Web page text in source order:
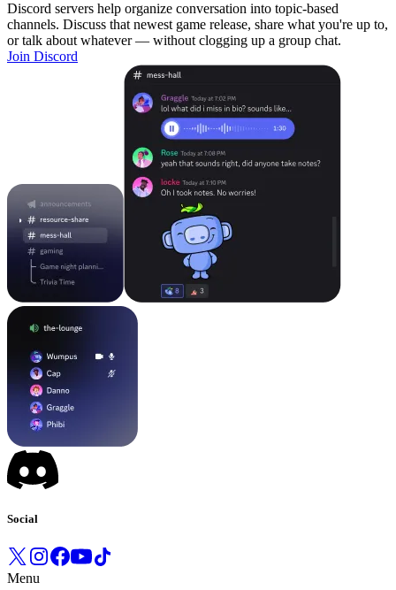
Discord servers help organize conversation into topic-based
channels. Discuss that newest game release, share what you're up to,
or talk about whatever — without clogging up a group chat.
Join Discord
Social
Menu